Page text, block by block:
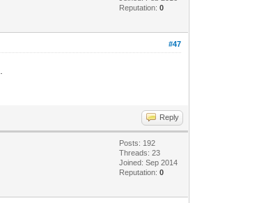
Reputation:0
#47
Reply
Posts: 192
Threads: 23
Joined: Sep 2014
Reputation:0